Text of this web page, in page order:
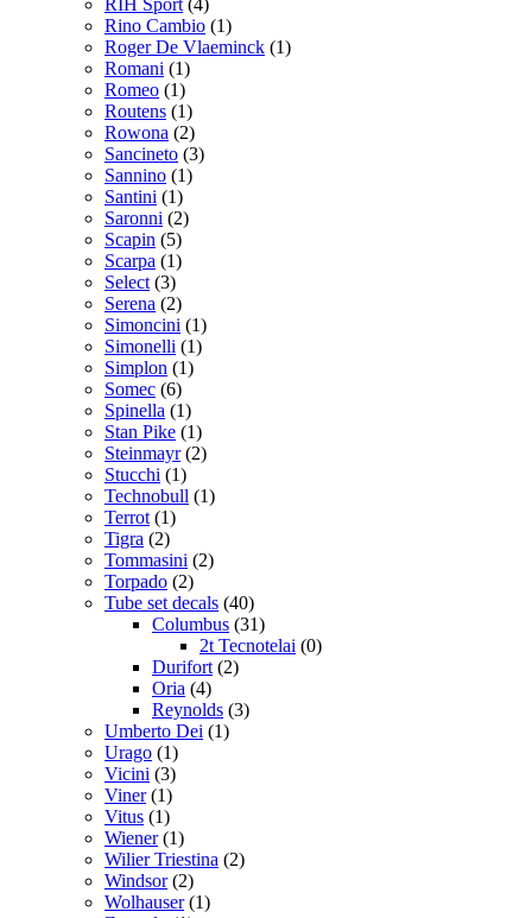
RIH Sport (4)
Rino Cambio (1)
Roger De Vlaeminck (1)
Romani (1)
Romeo (1)
Routens (1)
Rowona (2)
Sancineto (3)
Sannino (1)
Santini (1)
Saronni (2)
Scapin (5)
Scarpa (1)
Select (3)
Serena (2)
Simoncini (1)
Simonelli (1)
Simplon (1)
Somec (6)
Spinella (1)
Stan Pike (1)
Steinmayr (2)
Stucchi (1)
Technobull (1)
Terrot (1)
Tigra (2)
Tommasini (2)
Torpado (2)
Tube set decals (40)
Columbus (31)
2t Tecnotelai (0)
Durifort (2)
Oria (4)
Reynolds (3)
Umberto Dei (1)
Urago (1)
Vicini (3)
Viner (1)
Vitus (1)
Wiener (1)
Wilier Triestina (2)
Windsor (2)
Wolhauser (1)